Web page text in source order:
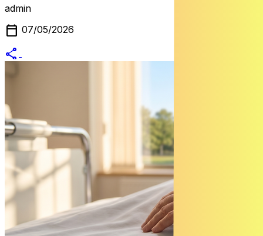
admin
calendar_today 07/05/2026
share